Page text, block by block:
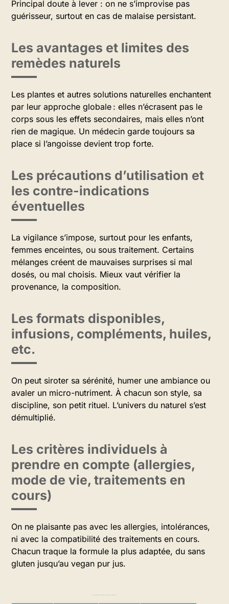
Principal doute à lever : on ne s’improvise pas
guérisseur, surtout en cas de malaise persistant.
Les avantages et limites des
remèdes naturels
Les plantes et autres solutions naturelles enchantent
par leur approche globale : elles n’écrasent pas le
corps sous les effets secondaires, mais elles n’ont
rien de magique. Un médecin garde toujours sa
place si l’angoisse devient trop forte.
Les précautions d’utilisation et
les contre-indications
éventuelles
La vigilance s’impose, surtout pour les enfants,
femmes enceintes, ou sous traitement. Certains
mélanges créent de mauvaises surprises si mal
dosés, ou mal choisis. Mieux vaut vérifier la
provenance, la composition.
Les formats disponibles,
infusions, compléments, huiles,
etc.
On peut siroter sa sérénité, humer une ambiance ou
avaler un micro-nutriment. À chacun son style, sa
discipline, son petit rituel. L’univers du naturel s’est
démultiplié.
Les critères individuels à
prendre en compte (allergies,
mode de vie, traitements en
cours)
On ne plaisante pas avec les allergies, intolérances,
ni avec la compatibilité des traitements en cours.
Chacun traque la formule la plus adaptée, du sans
gluten jusqu’au vegan pur jus.